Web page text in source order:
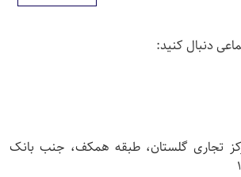
دنبال کنید:
تجاری گلستان، طبقه همکف، جنب بانک